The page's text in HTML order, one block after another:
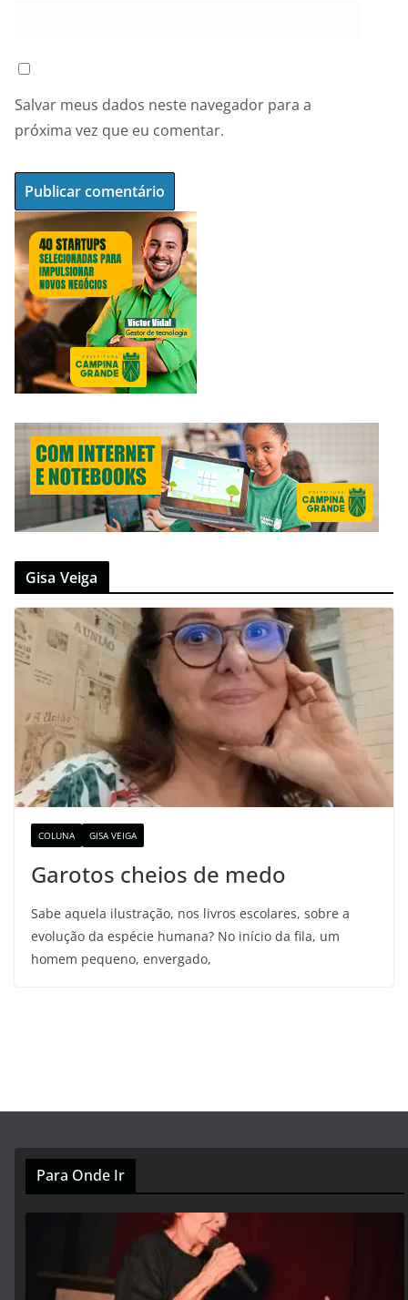
Salvar meus dados neste navegador para a
próxima vez que eu comentar.
Gisa Veiga
COLUNA GISA VEIGA
Garotos cheios de medo
Sabe aquela ilustração, nos livros escolares, sobre a
evolução da espécie humana? No início da fila, um
homem pequeno, envergado,
Para Onde Ir